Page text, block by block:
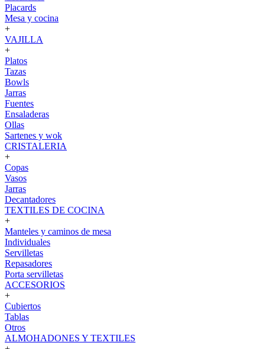
Placards
Mesa y cocina
+
VAJILLA
+
Platos
Tazas
Bowls
Jarras
Fuentes
Ensaladeras
Ollas
Sartenes y wok
CRISTALERIA
+
Copas
Vasos
Jarras
Decantadores
TEXTILES DE COCINA
+
Manteles y caminos de mesa
Individuales
Servilletas
Repasadores
Porta servilletas
ACCESORIOS
+
Cubiertos
Tablas
Otros
ALMOHADONES Y TEXTILES